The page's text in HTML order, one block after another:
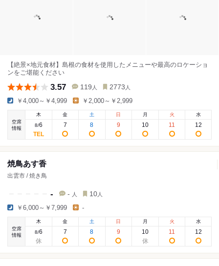
【絶景×地元食材】島根の食材を使用したメニューや最高のロケーショ
ンをご堪能ください
3.57 119 人 2773 人
￥4,000～￥4,999 ￥2,000～￥2,999
空席
情報
木
8/6
金
7
土
8
日
9
月
10
火
11
水
12
焼鳥あす香
出雲市 / 焼き鳥
- - 人 10 人
￥6,000～￥7,999 -
空席
情報
木
8/6
金
7
土
8
日
9
月
10
火
11
水
12